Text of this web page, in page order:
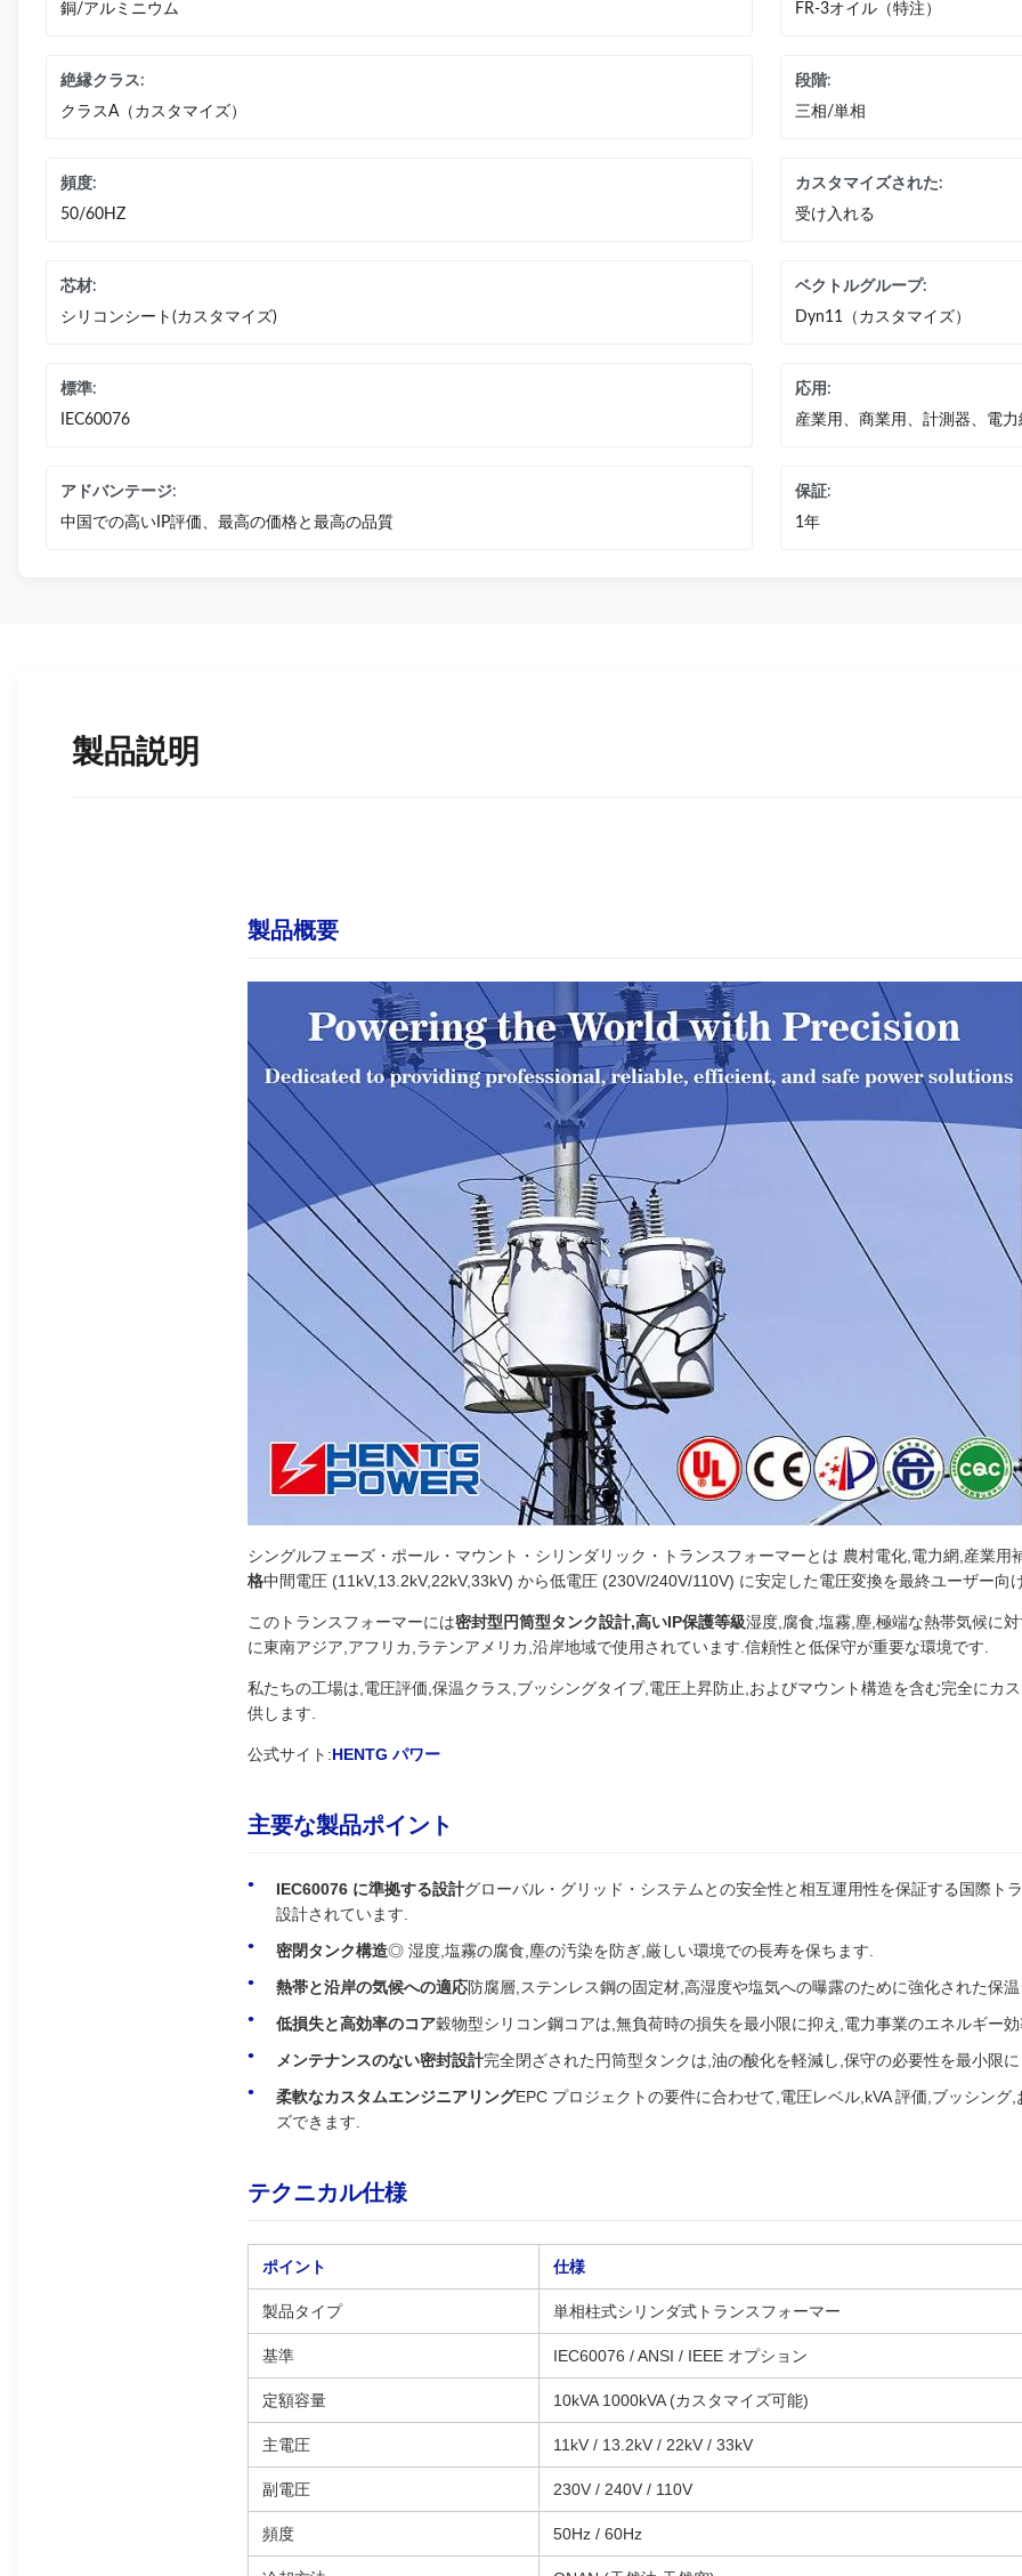
銅/アルミニウム
FR-3オイル（特注）
絶縁クラス:
クラスA（カスタマイズ）
段階:
三相/単相
頻度:
50/60HZ
カスタマイズされた:
受け入れる
芯材:
シリコンシート(カスタマイズ)
ベクトルグループ:
Dyn11（カスタマイズ）
標準:
IEC60076
応用:
産業用、商業用、計測器、電
アドバンテージ:
中国での高いIP評価、最高の価格と最高の品質
保証:
1年
製品説明
製品概要
シングルフェーズ・ポール・マウント・シリンダリック・トランスフォーマーとは 農村電化,電力網,産業用
格中間電圧 (11kV,13.2kV,22kV,33kV) から低電圧 (230V/240V/110V) に安定した電圧変換を最終ユーザー向
このトランスフォーマーには密封型円筒型タンク設計,高いIP保護等級湿度,腐食,塩霧,塵,極端な熱帯気候に
に東南アジア,アフリカ,ラテンアメリカ,沿岸地域で使用されています.信頼性と低保守が重要な環境です.
私たちの工場は,電圧評価,保温クラス,ブッシングタイプ,電圧上昇防止,およびマウント構造を含む完全にカ
供します.
公式サイト:HENTG パワー
主要な製品ポイント
IEC60076 に準拠する設計グローバル・グリッド・システムとの安全性と相互運用性を保証する国際ト
設計されています.
密閉タンク構造◎ 湿度,塩霧の腐食,塵の汚染を防ぎ,厳しい環境での長寿を保ちます.
熱帯と沿岸の気候への適応防腐層,ステンレス鋼の固定材,高湿度や塩気への曝露のために強化された保
低損失と高効率のコア穀物型シリコン鋼コアは,無負荷時の損失を最小限に抑え,電力事業のエネルギー
メンテナンスのない密封設計完全閉ざされた円筒型タンクは,油の酸化を軽減し,保守の必要性を最小限
柔軟なカスタムエンジニアリングEPC プロジェクトの要件に合わせて,電圧レベル,kVA 評価,ブッシング
ズできます.
テクニカル仕様
ポイント 仕様
製品タイプ 単相柱式シリンダ式トランスフォーマー
基準 IEC60076 / ANSI / IEEE オプション
定額容量 10kVA 1000kVA (カスタマイズ可能)
主電圧 11kV / 13.2kV / 22kV / 33kV
副電圧 230V / 240V / 110V
頻度 50Hz / 60Hz